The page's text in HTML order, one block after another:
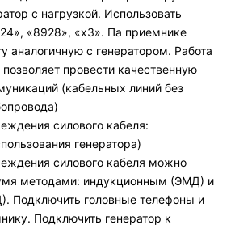
с нагрузкой. Использовать
«8928», «х3». Па приемнике
аналогичную с генератором. Работа
провести качественную
(кабельных линий без
силового кабеля:
генератора)
силового кабеля можно
методами: индукционным (ЭМД) и
Подключить головные телефоны и
Подключить генератор к